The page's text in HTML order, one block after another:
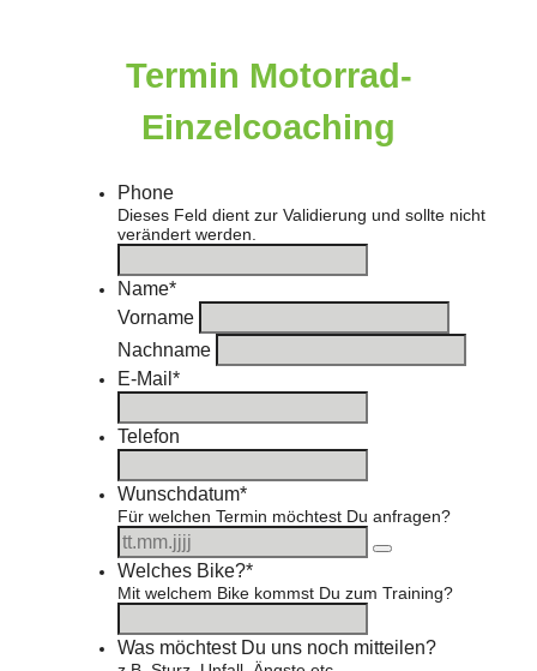
Termin Motorrad-
Einzelcoaching
Phone
Dieses Feld dient zur Validierung und sollte nicht
verändert werden.
Name*
Vorname
Nachname
E-Mail*
Telefon
Wunschdatum*
Für welchen Termin möchtest Du anfragen?
Welches Bike?*
Mit welchem Bike kommst Du zum Training?
Was möchtest Du uns noch mitteilen?